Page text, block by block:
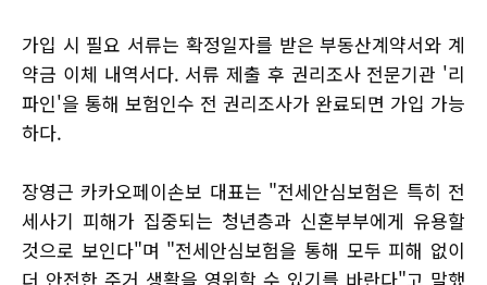
가입 시 필요 서류는 확정일자를 받은 부동산계약서와 계
약금 이체 내역서다. 서류 제출 후 권리조사 전문기관 '리
파인'을 통해 보험인수 전 권리조사가 완료되면 가입 가능
하다.
장영근 카카오페이손보 대표는 "전세안심보험은 특히 전
세사기 피해가 집중되는 청년층과 신혼부부에게 유용할
것으로 보인다"며 "전세안심보험을 통해 모두 피해 없이
더 안전한 주거 생활을 영위할 수 있기를 바란다"고 말했